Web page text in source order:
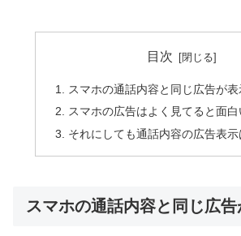
目次
スマホの通話内容と同じ広告が表
スマホの広告はよく見てると面白
それにしても通話内容の広告表
スマホの通話内容と同じ広